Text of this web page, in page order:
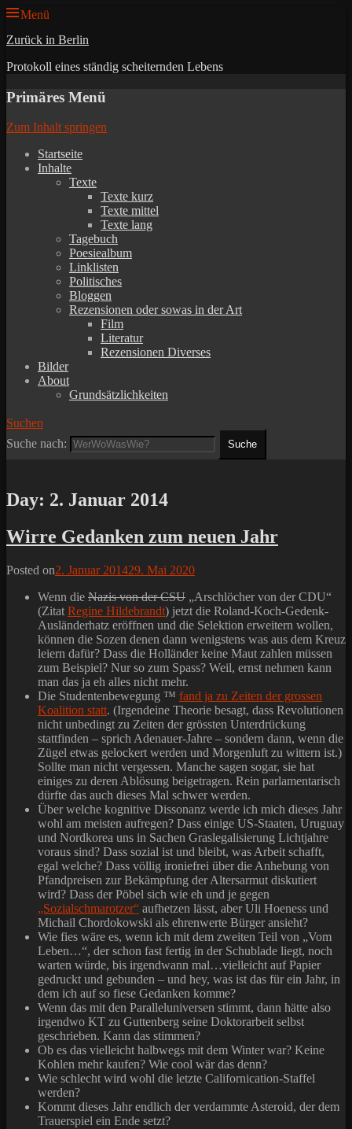
Menü
Zurück in Berlin
Protokoll eines ständig scheiternden Lebens
Primäres Menü
Zum Inhalt springen
Startseite
Inhalte
Texte
Texte kurz
Texte mittel
Texte lang
Tagebuch
Poesiealbum
Linklisten
Politisches
Bloggen
Rezensionen oder sowas in der Art
Film
Literatur
Rezensionen Diverses
Bilder
About
Grundsätzlichkeiten
Suchen
Suche nach:
Day: 2. Januar 2014
Wirre Gedanken zum neuen Jahr
Posted on2. Januar 201429. Mai 2020
Wenn die Nazis von der CSU „Arschlöcher von der CDU“
(Zitat Regine Hildebrandt) jetzt die Roland-Koch-Gedenk-
Ausländerhatz eröffnen und die Selektion erweitern wollen,
können die Sozen denen dann wenigstens was aus dem Kreuz
leiern dafür? Dass die Holländer keine Maut zahlen müssen
zum Beispiel? Nur so zum Spass? Weil, ernst nehmen kann
man das ja eh alles nicht mehr.
Die Studentenbewegung ™ fand ja zu Zeiten der grossen
Koalition statt. (Irgendeine Theorie besagt, dass Revolutionen
nicht unbedingt zu Zeiten der grössten Unterdrückung
stattfinden – sprich Adenauer-Jahre – sondern dann, wenn die
Zügel etwas gelockert werden und Morgenluft zu wittern ist.)
Sollte man nicht vergessen. Manche sagen sogar, sie hat
einiges zu deren Ablösung beigetragen. Rein parlamentarisch
dürfte das auch dieses Mal schwer werden.
Über welche kognitive Dissonanz werde ich mich dieses Jahr
wohl am meisten aufregen? Dass einige US-Staaten, Uruguay
und Nordkorea uns in Sachen Graslegalisierung Lichtjahre
voraus sind? Dass sozial ist und bleibt, was Arbeit schafft,
egal welche? Dass völlig ironiefrei über die Anhebung von
Pfandpreisen zur Bekämpfung der Altersarmut diskutiert
wird? Dass der Pöbel sich wie eh und je gegen
„Sozialschmarotzer“ aufhetzen lässt, aber Uli Hoeness und
Michail Chordokowski als ehrenwerte Bürger ansieht?
Wie fies wäre es, wenn ich mit dem zweiten Teil von „Vom
Leben…“, der schon fast fertig in der Schublade liegt, noch
warten würde, bis irgendwann mal…vielleicht auf Papier
gedruckt und gebunden – und hey, was ist das für ein Jahr, in
dem ich auf so fiese Gedanken komme?
Wenn das mit den Paralleluniversen stimmt, dann hätte also
irgendwo KT zu Guttenberg seine Doktorarbeit selbst
geschrieben. Kann das stimmen?
Ob es das vielleicht halbwegs mit dem Winter war? Keine
Kohlen mehr kaufen? Wie cool wär das denn?
Wie schlecht wird wohl die letzte Californication-Staffel
werden?
Kommt dieses Jahr endlich der verdammte Asteroid, der dem
Trauerspiel ein Ende setzt?